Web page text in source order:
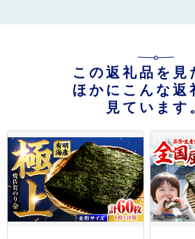
この返礼品を見
ほかにこんな返
見ています